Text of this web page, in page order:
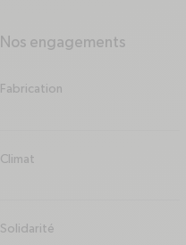
Nos engagements
arrow-down
Fabrication
Climat
Solidarité